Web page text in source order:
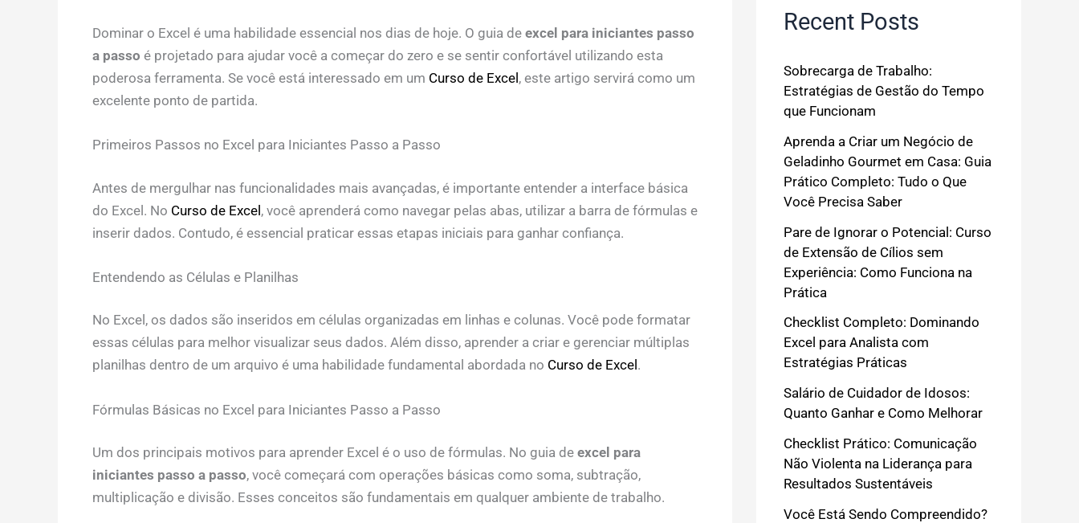
Dominar o Excel é uma habilidade essencial nos dias de hoje. O guia de excel para iniciantes passo
a passo é projetado para ajudar você a começar do zero e se sentir confortável utilizando esta
poderosa ferramenta. Se você está interessado em um Curso de Excel , este artigo servirá como um
excelente ponto de partida.
Primeiros Passos no Excel para Iniciantes Passo a Passo
Antes de mergulhar nas funcionalidades mais avançadas, é importante entender a interface básica
do Excel. No Curso de Excel, você aprenderá como navegar pelas abas, utilizar a barra de fórmulas e
inserir dados. Contudo, é essencial praticar essas etapas iniciais para ganhar confiança.
Entendendo as Células e Planilhas
No Excel, os dados são inseridos em células organizadas em linhas e colunas. Você pode formatar
essas células para melhor visualizar seus dados. Além disso, aprender a criar e gerenciar múltiplas
planilhas dentro de um arquivo é uma habilidade fundamental abordada no Curso de Excel .
Fórmulas Básicas no Excel para Iniciantes Passo a Passo
Um dos principais motivos para aprender Excel é o uso de fórmulas. No guia de excel para
iniciantes passo a passo, você começará com operações básicas como soma, subtração,
multiplicação e divisão. Esses conceitos são fundamentais em qualquer ambiente de trabalho.
Recent Posts
Sobrecarga de Trabalho:
Estratégias de Gestão do Tempo
que Funcionam
Aprenda a Criar um Negócio de
Geladinho Gourmet em Casa: Guia
Prático Completo: Tudo o Que
Você Precisa Saber
Pare de Ignorar o Potencial: Curso
de Extensão de Cílios sem
Experiência: Como Funciona na
Prática
Checklist Completo: Dominando
Excel para Analista com
Estratégias Práticas
Salário de Cuidador de Idosos:
Quanto Ganhar e Como Melhorar
Checklist Prático: Comunicação
Não Violenta na Liderança para
Resultados Sustentáveis
Você Está Sendo Compreendido?